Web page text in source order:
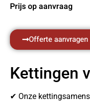
Prijs op aanvraag
Offerte aanvragen
Kettingen
✔ Onze